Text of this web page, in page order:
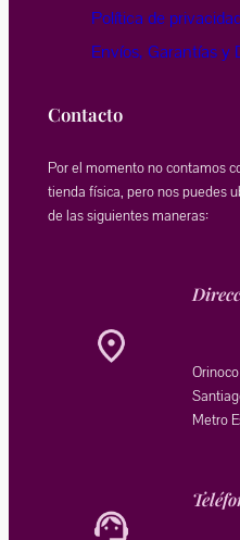
Política de
Envíos, Garantías y
Contacto
Por el momento no contamos
tienda física, pero nos puedes
de las siguientes maneras:
Metro